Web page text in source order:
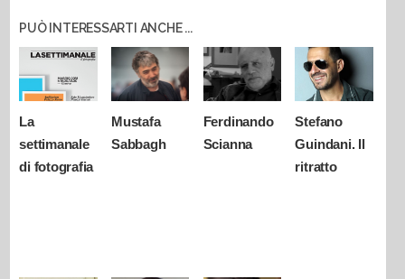
PUÒ INTERESSARTI ANCHE ...
La
settimanale
di fotografia
Mustafa
Sabbagh
Ferdinando
Scianna
Stefano
Guindani. Il
ritratto